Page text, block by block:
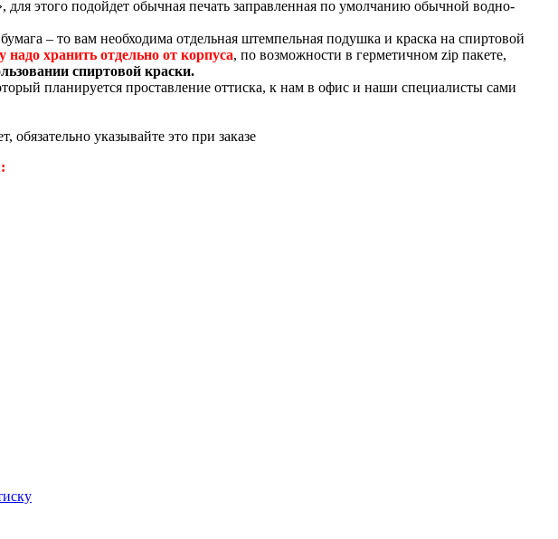
этого подойдет обычная печать заправленная по умолчанию обычной водно-
– то вам необходима отдельная штемпельная подушка и краска на спиртовой
надо хранить отдельно от корпуса, по возможности в герметичном zip пакете,
спиртовой краски.
планируется проставление оттиска, к нам в офис и наши специалисты сами
указывайте это при заказе